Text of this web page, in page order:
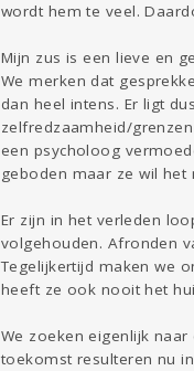
wordt hem te veel.
Mijn zus is een lieve en
We merken dat
dan heel intens. Er ligt
zelfredzaamheid/
een psycholoog
geboden maar ze wil het
Er zijn in het verleden
volgehouden. Afronden
Tegelijkertijd maken we
heeft ze ook nooit het
We zoeken eigenlijk
toekomst resulteren nu